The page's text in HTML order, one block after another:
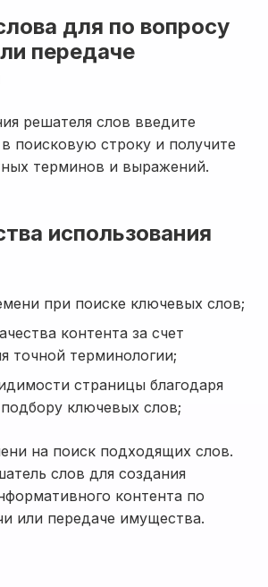
для по вопросу
передаче
решателя слов введите
поисковую строку и получите
терминов и выражений.
использования
при поиске ключевых слов;
контента за счет
точной терминологии;
страницы благодаря
ключевых слов;
на поиск подходящих слов.
слов для создания
контента по
или передаче имущества.